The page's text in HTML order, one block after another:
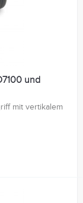
und
mit vertikalem